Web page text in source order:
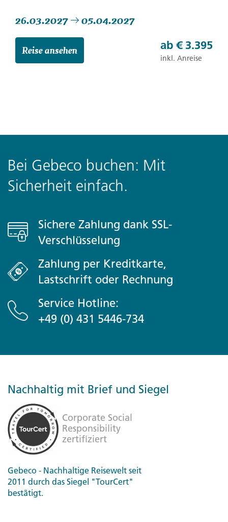
26.03.2027 05.04.2027
Reise ansehen ab € 3.395
inkl. Anreise
Bei Gebeco buchen: Mit
Sicherheit einfach.
Sichere Zahlung dank SSL-
Verschlüsselung
Zahlung per Kreditkarte,
Lastschrift oder Rechnung
Service Hotline:
+49 (0) 431 5446-734
Nachhaltig mit Brief und Siegel
Gebeco - Nachhaltige Reisewelt seit
2011 durch das Siegel "TourCert"
bestätigt.